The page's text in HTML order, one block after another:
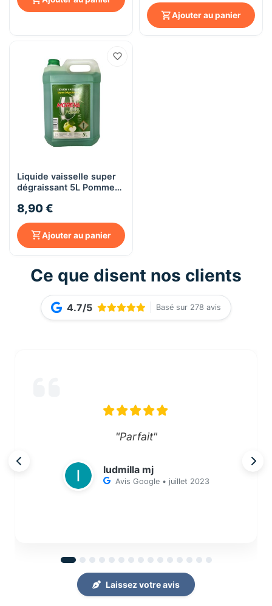
Ajouter au panier
Liquide vaisselle super
dégraissant 5L Pomme
8,90 €
Ajouter au panier
Ce que disent nos clients
4.7/5 Basé sur 278 avis
"Parfait"
ludmilla mj
Avis Google • juillet 2023
Laissez votre avis